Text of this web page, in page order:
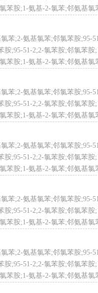
梨形四膜虫，静态）；
论）。
，接触浓度0.01ppm，接
。
氧。如呼吸停止，立即
苯胺;1-氨基-2-氯苯;邻氨基氯
苯;2-氨基氯苯;邻氯苯胺;95-
;95-51-2;2-氯苯胺;邻氯苯胺
苯胺;1-氨基-2-氯苯;邻氨基氯
苯;2-氨基氯苯;邻氯苯胺;95-
;95-51-2;2-氯苯胺;邻氯苯胺
苯胺;1-氨基-2-氯苯;邻氨基氯
苯;2-氨基氯苯;邻氯苯胺;95-
;95-51-2;2-氯苯胺;邻氯苯胺
苯胺;1-氨基-2-氯苯;邻氨基氯
苯;2-氨基氯苯;邻氯苯胺;95-
;95-51-2;2-氯苯胺;邻氯苯胺
苯胺;1-氨基-2-氯苯;邻氨基氯
苯;2-氨基氯苯;邻氯苯胺;95-
;95-51-2;2-氯苯胺;邻氯苯胺
苯胺;1-氨基-2-氯苯;邻氨基氯